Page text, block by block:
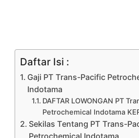
Daftar Isi :
Gaji PT Trans-Pacific
Indotama
DAFTAR LOWONGAN PT
Petrochemical Indotama
Sekilas Tentang PT Trans-
Petrochemical Indotama